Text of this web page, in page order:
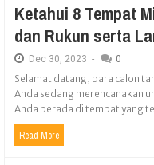
Ketahui 8 Tempat
dan Rukun serta
Dec 30, 2023 - 0
Selamat datang, para calon
Anda sedang merencanakan
Anda berada di tempat yang
Read More